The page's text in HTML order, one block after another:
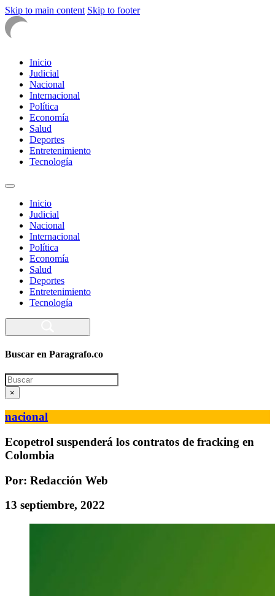
Skip to main content Skip to footer
Inicio
Judicial
Nacional
Internacional
Política
Economía
Salud
Deportes
Entretenimiento
Tecnología
Inicio
Judicial
Nacional
Internacional
Política
Economía
Salud
Deportes
Entretenimiento
Tecnología
Buscar en Paragrafo.co
Search
×
nacional
Ecopetrol suspenderá los contratos de fracking en
Colombia
Por: Redacción Web
13 septiembre, 2022